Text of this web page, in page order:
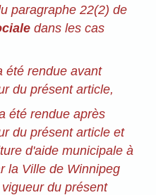
paragraphe 22(2) de
dans les cas
été rendue avant
du présent article,
été rendue après
du présent article et
d'aide municipale à
la Ville de Winnipeg
du présent